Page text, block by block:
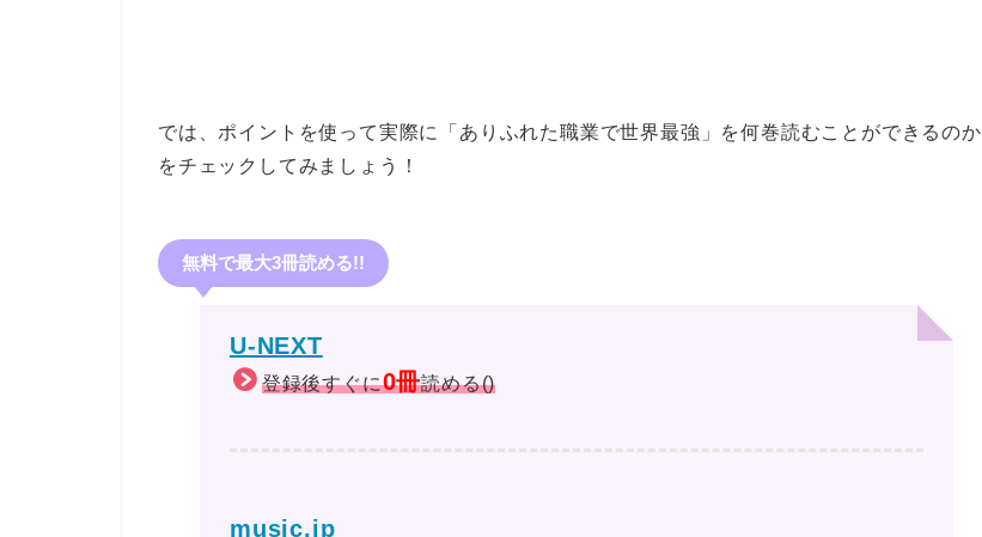
では、ポイントを使って実際に「ありふれた職業で世界最強」を何巻読むことができるのか
をチェックしてみましょう！
無料で最大3冊読める!!
U-NEXT
登録後すぐに0冊読める()
music.jp